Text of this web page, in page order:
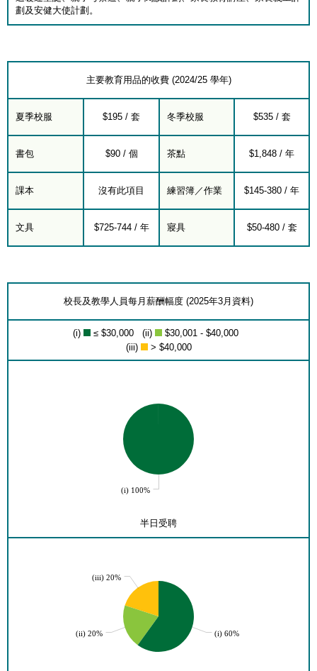
劃及安健大使計劃。
主要教育用品的收費 (2024/25 學年)
夏季校服 $195 / 套 冬季校服 $535 / 套
書包 $90 / 個 茶點 $1,848 / 年
課本 沒有此項目 練習簿／作業 $145-380 / 年
文具 $725-744 / 年 寢具 $50-480 / 套
校長及教學人員每月薪酬幅度 (2025年3月資料)
(i) ≤ $30,000 (ii)
$30,001 - $40,000
(iii)
> $40,000
(i) 100%
半日受聘
(iii) 20%
(ii) 20% (i) 60%